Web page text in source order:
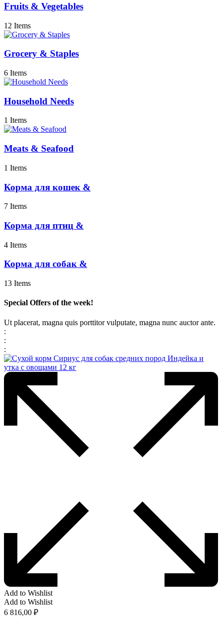
Fruits & Vegetables
12 Items
Grocery & Staples
6 Items
Household Needs
1 Items
Meats & Seafood
1 Items
Корма для кошек &
7 Items
Корма для птиц &
4 Items
Корма для собак &
13 Items
Special Offers of the week!
Ut placerat, magna quis porttitor vulputate, magna nunc auctor ante.
:
:
:
Add to Wishlist
Add to Wishlist
6 816,00 ₽